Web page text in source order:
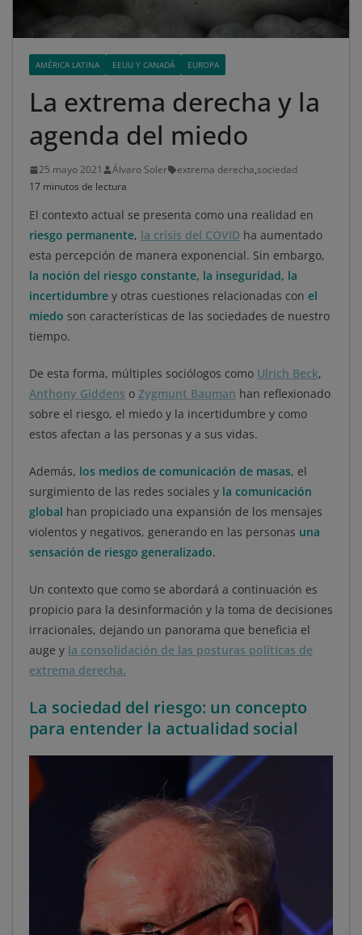
AMÉRICA LATINA EEUU Y CANADÁ EUROPA
La extrema derecha y la
agenda del miedo
25 mayo 2021 Álvaro Soler extrema derecha,sociedad
17 minutos de lectura
El contexto actual se presenta como una realidad en
riesgo permanente, la crisis del COVID ha aumentado
esta percepción de manera exponencial. Sin embargo,
la noción del riesgo constante, la inseguridad, la
incertidumbre y otras cuestiones relacionadas con el
miedo son características de las sociedades de nuestro
tiempo.
De esta forma, múltiples sociólogos como Ulrich Beck,
Anthony Giddens o Zygmunt Bauman han reflexionado
sobre el riesgo, el miedo y la incertidumbre y como
estos afectan a las personas y a sus vidas.
Además, los medios de comunicación de masas, el
surgimiento de las redes sociales y la comunicación
global han propiciado una expansión de los mensajes
violentos y negativos, generando en las personas una
sensación de riesgo generalizado.
Un contexto que como se abordará a continuación es
propicio para la desinformación y la toma de decisiones
irracionales, dejando un panorama que beneficia el
auge y la consolidación de las posturas políticas de
extrema derecha.
La sociedad del riesgo: un concepto
para entender la actualidad social